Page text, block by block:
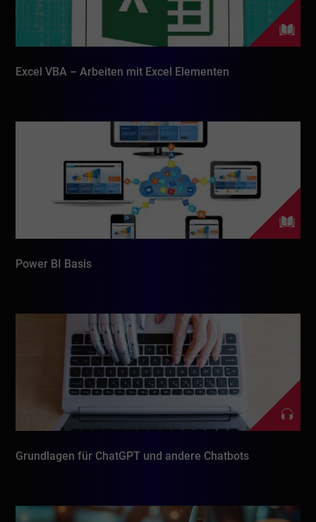
Excel VBA – Arbeiten mit Excel Elementen
Power BI Basis
Grundlagen für ChatGPT und andere Chatbots